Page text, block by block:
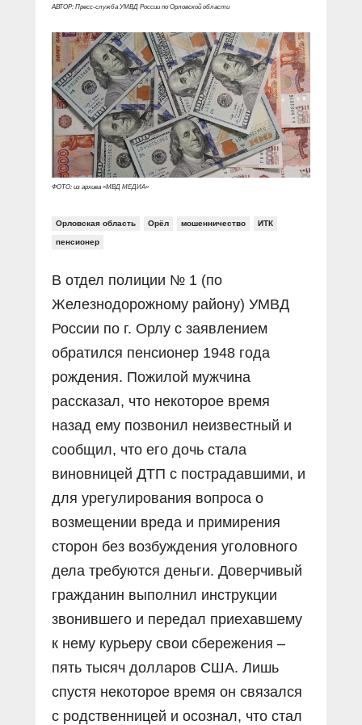
Социальные ролики
Документальные фильмы
Прямой разговор
Специальный репортаж
КиберПОСТОВОЙ
Журнал «Полиция России»
Контакты
Вакансии
АВТОР: Пресс-служба УМВД России по Орловской области
ФОТО: из архива «МВД МЕДИА»
Орловская область Орёл мошенничество ИТК
пенсионер
В отдел полиции № 1 (по
Железнодорожному району) УМВД
России по г. Орлу с заявлением
обратился пенсионер 1948 года
рождения. Пожилой мужчина
рассказал, что некоторое время
назад ему позвонил неизвестный и
сообщил, что его дочь стала
виновницей ДТП с пострадавшими, и
для урегулирования вопроса о
возмещении вреда и примирения
сторон без возбуждения уголовного
дела требуются деньги. Доверчивый
гражданин выполнил инструкции
звонившего и передал приехавшему
к нему курьеру свои сбережения –
пять тысяч долларов США. Лишь
спустя некоторое время он связался
с родственницей и осознал, что стал